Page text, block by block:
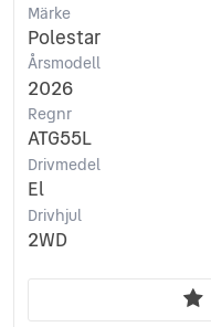
Märke
Polestar
Årsmodell
2026
Regnr
ATG55L
Drivmedel
El
Drivhjul
2WD